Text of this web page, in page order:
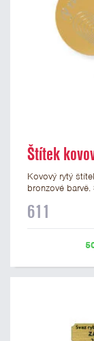
Štítek
Kovový rytý
bronzové
nebo text. U
možné přiložit
611